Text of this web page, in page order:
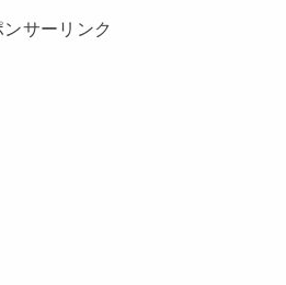
ンサーリンク